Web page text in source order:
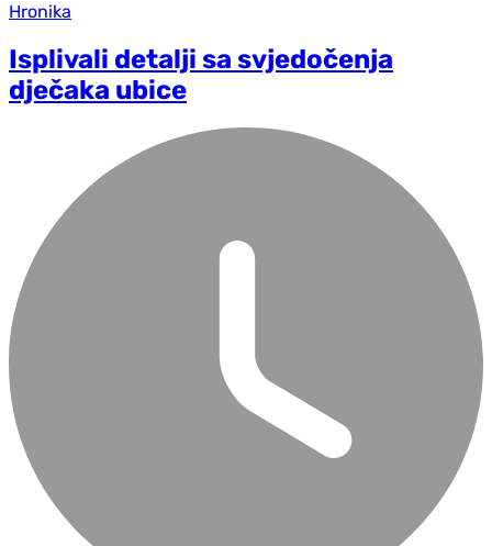
Hronika
Isplivali detalji sa svjedočenja
dječaka ubice